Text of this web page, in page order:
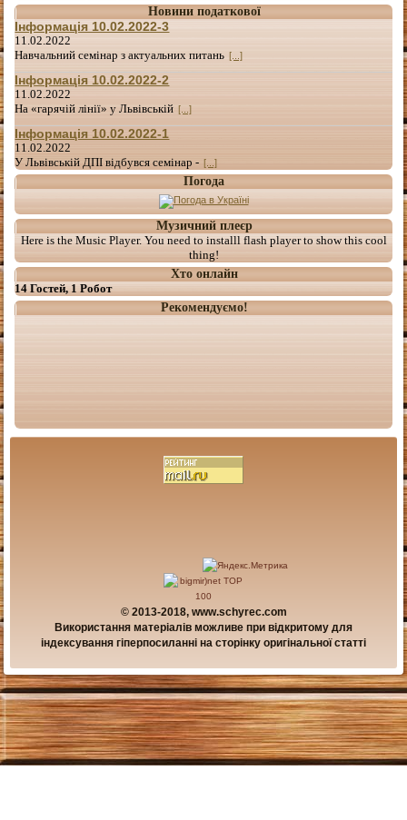
Новини податкової
Інформація 10.02.2022-3
11.02.2022
Навчальний семінар з актуальних питань [...]
Інформація 10.02.2022-2
11.02.2022
На «гарячій лінії» у Львівській [...]
Інформація 10.02.2022-1
11.02.2022
У Львівській ДПІ відбувся семінар - [...]
Погода
Музичний плеєр
Here is the Music Player. You need to installl flash player to show this cool
thing!
Хто онлайн
14 Гостей, 1 Робот
Рекомендуємо!
© 2013-2018, www.schyrec.com
Використання матеріалів можливе при відкритому для
індексування гіперпосиланні на сторінку оригінальної статті